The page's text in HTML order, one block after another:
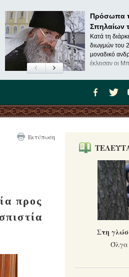
Πρόσωπα
Σπηλαίων
Κατά τη
διωγμών του
μοναδικό
έκλεισαν οι
Εκτύπωση
προς
Στη
Όλγα